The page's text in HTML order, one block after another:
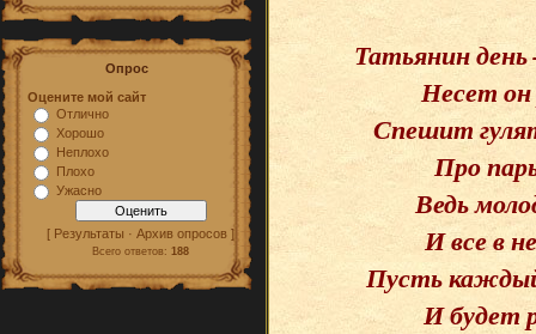
Опрос
Оцените мой сайт
Отлично
Хорошо
Неплохо
Плохо
Ужасно
[ Результаты · Архив опросов ]
Всего ответов: 188
Татьянин
Несет он
Спешит
Про
Ведь
И все в
Пусть
И будет